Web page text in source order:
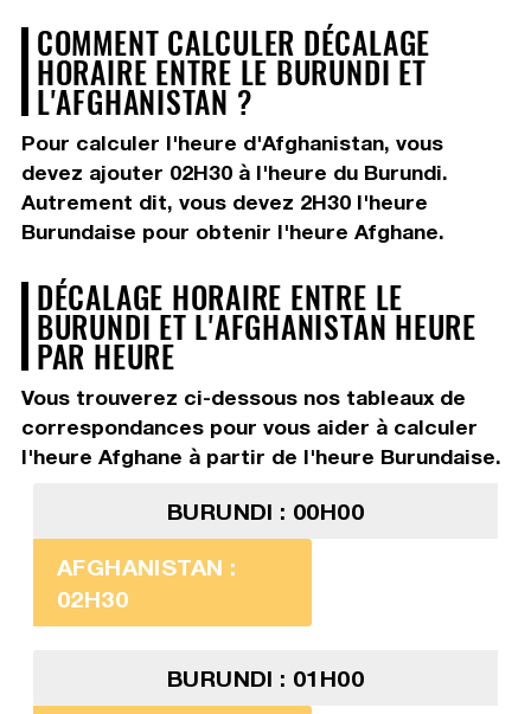
COMMENT CALCULER DÉCALAGE
HORAIRE ENTRE LE BURUNDI ET
L'AFGHANISTAN ?
Pour calculer l'heure d'Afghanistan, vous
devez ajouter 02H30à l'heure du Burundi.
Autrement dit, vous devez 2H30 l'heure
Burundaise pour obtenir l'heure Afghane.
DÉCALAGE HORAIRE ENTRE LE
BURUNDI ET L'AFGHANISTAN HEURE
PAR HEURE
Vous trouverez ci-dessous nos tableaux de
correspondances pour vous aider à calculer
l'heure Afghane à partir de l'heure Burundaise.
BURUNDI : 00H00
AFGHANISTAN :
02H30
BURUNDI : 01H00